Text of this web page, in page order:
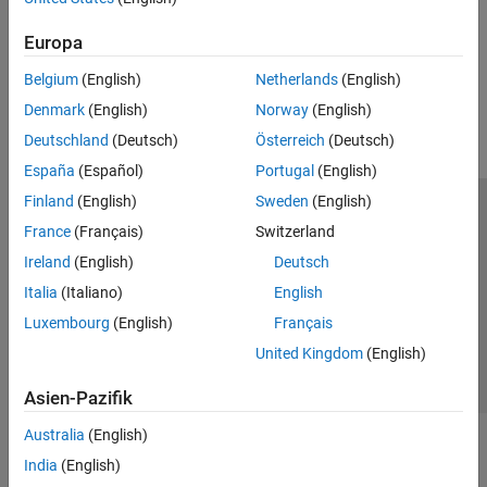
How useful was this information?
Europa
Belgium (English)
Denmark (English)
Deutschland (Deutsch)
España (Español)
Finland (English)
France (Français)
Ireland (English)
Italia (Italiano)
Luxembourg (English)
Netherlands(English)
Norway(English)
Österreich (Deutsch)
Portugal (English)
Sweden (English)
Switzerland
Deutsch
English
Français
United Kingdom(English)
Asien-Pazifik
Australia (English)
India (English)